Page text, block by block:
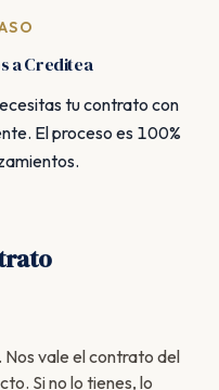
a Creditea
tu contrato con
El proceso es 100%
vale el contrato del
Si no lo tienes, lo